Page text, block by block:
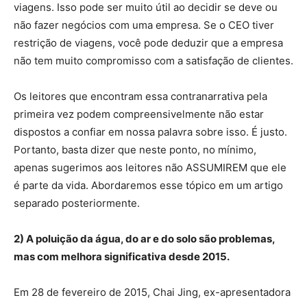
viagens. Isso pode ser muito útil ao decidir se deve ou
não fazer negócios com uma empresa. Se o CEO tiver
restrição de viagens, você pode deduzir que a empresa
não tem muito compromisso com a satisfação de clientes.
Os leitores que encontram essa contranarrativa pela
primeira vez podem compreensivelmente não estar
dispostos a confiar em nossa palavra sobre isso. É justo.
Portanto, basta dizer que neste ponto, no mínimo,
apenas sugerimos aos leitores não ASSUMIREM que ele
é parte da vida. Abordaremos esse tópico em um artigo
separado posteriormente.
2) A poluição da água, do ar e do solo são problemas,
mas com melhora significativa desde 2015.
Em 28 de fevereiro de 2015, Chai Jing, ex-apresentadora